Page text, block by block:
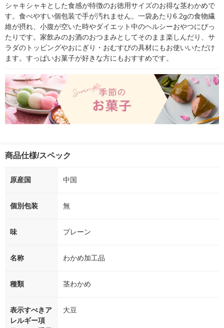
シャキシャキとした食感が特徴のお徳用サイズのお得な茎わかめで
す。食べやすい個包装で手が汚れません。一袋あたり6.2gの食物繊
維が摂れ、小腹が空いた時やダイエット中のヘルシーおやつにぴっ
たりです。家飲みのお酒のおつまみとしてそのまま楽しんだり、サ
ラダのトッピングやおにぎり・おむすびの具材にもお使いいただけ
ます。すっぱいお菓子が好きな方にもおすすめです。
商品仕様/スペック
原産国 中国
個別包装 無
味 プレーン
名称 わかめ加工品
種類 茎わかめ
表示すべきア
レルギー項
大豆